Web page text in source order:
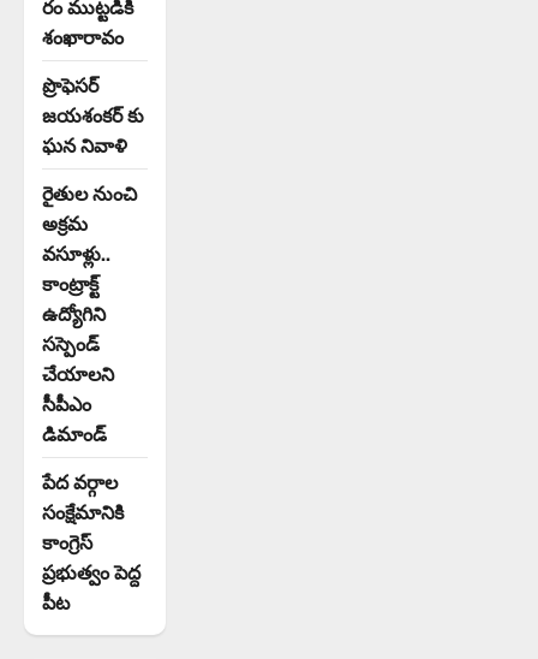
రం ముట్టడికి
శంఖారావం
ప్రొఫెసర్
జయశంకర్ కు
ఘన నివాళి
రైతుల నుంచి
అక్రమ
వసూళ్లు..
కాంట్రాక్ట్
ఉద్యోగిని
సస్పెండ్
చేయాలని
సీపీఎం
డిమాండ్
పేద వర్గాల
సంక్షేమానికి
కాంగ్రెస్
ప్రభుత్వం పెద్ద
పీట